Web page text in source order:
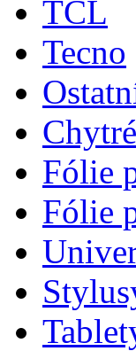
TCL
Tecno
Fólie
Fólie